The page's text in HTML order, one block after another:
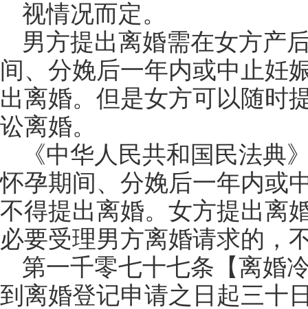
视情况而定。
男方提出离婚需在女方产
间、分娩后一年内或中止妊
出离婚。但是女方可以随时
讼离婚。
《中华人民共和国民法典
怀孕期间、分娩后一年内或
不得提出离婚。女方提出离
必要受理男方离婚请求的，
第一千零七十七条【离婚
到离婚登记申请之日起三十